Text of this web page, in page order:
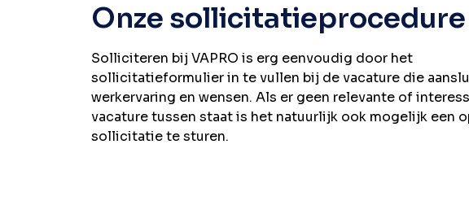
Onze sollicitatieprocedure
Solliciteren bij VAPRO is erg eenvoudig door het
sollicitatieformulier in te vullen bij de vacature die
werkervaring en wensen. Als er geen relevante of
vacature tussen staat is het natuurlijk ook mogelijk een
sollicitatie te sturen.